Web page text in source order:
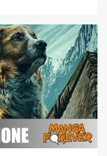
uno dietro
tematica di base,